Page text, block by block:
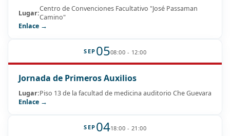
Lugar:Centro de Convenciones Facultativo "José Passaman
Camino"
Enlace →
SEP 0508:00 - 12:00
Jornada de Primeros Auxilios
Lugar:Piso 13 de la facultad de medicina auditorio Che Guevara
Enlace →
SEP 0418:00 - 21:00